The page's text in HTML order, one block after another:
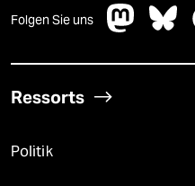
Folgen Sie uns
Ressorts
Politik